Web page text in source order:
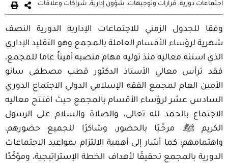
اجتماعات دورية، قرارات وتوجيهات، شؤون إدارية، شراكات وعلاقات
وفقا للجدول الزمني للاجتماعات الإدارية الدورية النصف
شهرية لرؤساء الأقسام العاملة بالمجمع وهو التقليد الإداري
الذي استنه معاليه منذ توليه مهام منصبه أميناً عاما للمجمع،
فقد ترأس معالي الأستاذ الدكتور قطب مصطفى سانو
الأمين العام لمجمع الفقه الإسلامي الدولي الاجتماع الدوري
السادس عشر لرؤساء الأقسام بالمجمع حيث افتـتح معاليه
الاجتماع بالحمد لله تعالى، والصلاة والسلام على الرسول
الكريم ﷺ، مرحِّـبًا بالحضور، وشاكرًا للجميع حضورهم،
واهتمامهم؛ كما أشار إلى أهمية الالتزام بمواعيد الاجتماعات
الدورية بالمجمع تحقيقًا لأهداف الخطة الإستراتيجية، ومؤكّدًا